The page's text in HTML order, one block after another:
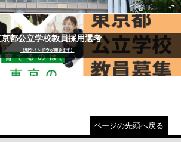
都公立学校教員採用選考
（別ウインドウが開きます）
ページの先頭へ戻る